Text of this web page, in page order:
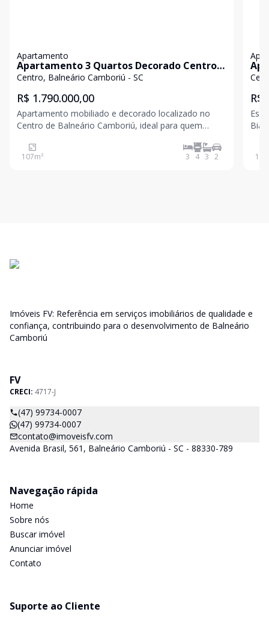
Apartamento
Apartamento 3 Quartos Decorado Centro
Balneário Camboriú
Centro, Balneário Camboriú - SC
R$ 1.790.000,00
Apartamento mobiliado e decorado localizado no
Centro de Balneário Camboriú, ideal para quem
área privativa, o imóvel conta com living integrado
com churrasqueira a carvão, 3 dormitórios, sendo 2
107m² 3 4 3 2
R$
132
Imóveis FV: Referência em serviços imobiliários de qualidade e
confiança, contribuindo para o desenvolvimento de Balneário
Camboriú
FV
CRECI: 4717-J
(47) 99734-0007
(47) 99734-0007
contato@imoveisfv.com
Avenida Brasil, 561, Balneário Camboriú - SC - 88330-789
Navegação rápida
Home
Sobre nós
Buscar imóvel
Anunciar imóvel
Contato
Suporte ao Cliente